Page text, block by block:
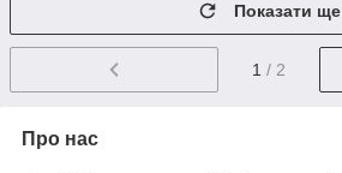
Показати ще
1 / 2
Про нас